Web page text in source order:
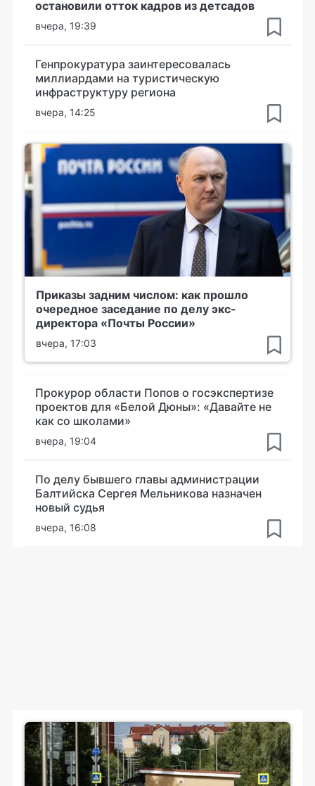
остановили отток кадров из детсадов
вчера, 19:39
Генпрокуратура заинтересовалась
миллиардами на туристическую
инфраструктуру региона
вчера, 14:25
Приказы задним числом: как прошло
очередное заседание по делу экс-
директора «Почты России»
вчера, 17:03
Прокурор области Попов о госэкспертизе
проектов для «Белой Дюны»: «Давайте не
как со школами»
вчера, 19:04
По делу бывшего главы администрации
Балтийска Сергея Мельникова назначен
новый судья
вчера, 16:08